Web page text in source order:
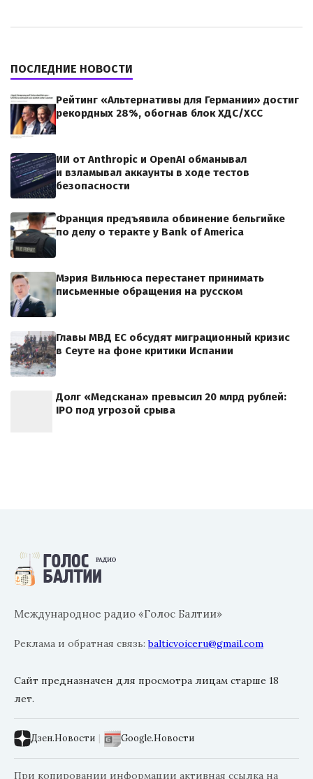
ПОСЛЕДНИЕ НОВОСТИ
Рейтинг «Альтернативы для Германии» достиг
рекордных 28%, обогнав блок ХДС/ХСС
ИИ от Anthropic и OpenAI обманывал
и взламывал аккаунты в ходе тестов
безопасности
Франция предъявила обвинение бельгийке
по делу о теракте у Bank of America
Мэрия Вильнюса перестанет принимать
письменные обращения на русском
Главы МВД ЕС обсудят миграционный кризис
в Сеуте на фоне критики Испании
Долг «Медскана» превысил 20 млрд рублей:
IPO под угрозой срыва
Международное радио «Голос Балтии»
Реклама и обратная связь:balticvoiceru@gmail.com
Сайт предназначен для просмотра лицам старше 18
лет.
Дзен.Новости | Google.Новости
При копировании информации активная ссылка на